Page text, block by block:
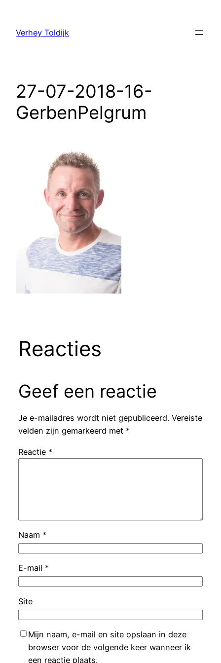
Verhey Toldijk
27-07-2018-16-
GerbenPelgrum
Reacties
Geef een reactie
Je e-mailadres wordt niet gepubliceerd. Vereiste
velden zijn gemarkeerd met *
Reactie *
Naam *
E-mail *
Site
Mijn naam, e-mail en site opslaan in deze
browser voor de volgende keer wanneer ik
een reactie plaats.